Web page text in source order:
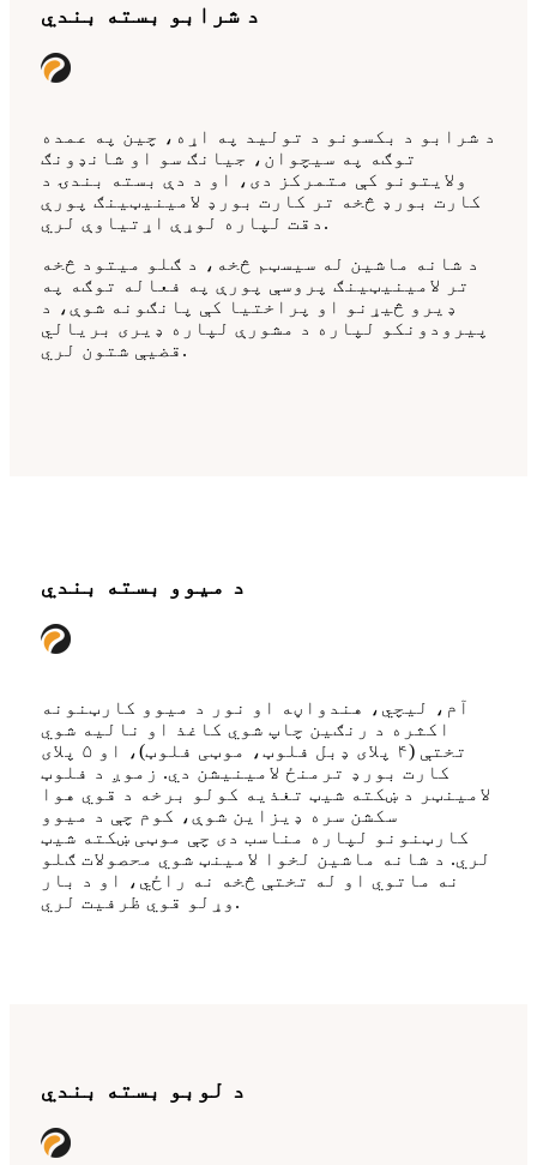
د شرابو بسته بندي
د شرابو د بکسونو د تولید په اړه، چین په عمده
توګه په سیچوان، جیانګ سو او شانډونګ
ولایتونو کې متمرکز دی، او د دې بسته بندۍ د
کارت بورډ څخه تر کارت بورډ لامینیټینګ پورې
دقت لپاره لوړې اړتیاوې لري.
د شانه ماشین له سیسټم څخه، د ګلو میتود څخه
تر لامینیټینګ پروسې پورې په فعاله توګه په
ډیرو څیړنو او پراختیا کې پانګونه شوې، د
پیرودونکو لپاره د مشورې لپاره ډیری بریالي
قضیې شتون لري.
د میوو بسته بندي
آم، لیچي، هندواڼه او نور د میوو کارټنونه
اکثره د رنګین چاپ شوي کاغذ او نالیه شوي
تختې (۴ پلای ډبل فلوټ، موټی فلوټ)، او ۵ پلای
کارت بورډ ترمنځ لامینیشن دي. زموږ د فلوټ
لامینټر د ښکته شیټ تغذیه کولو برخه د قوي هوا
سکشن سره ډیزاین شوې، کوم چې د میوو
کارټنونو لپاره مناسب دی چې موټی ښکته شیټ
لري. د شانه ماشین لخوا لامینټ شوي محصولات ګلو
نه ماتوي او له تختې څخه نه راځي، او د بار
وړلو قوي ظرفیت لري.
د لوبو بسته بندي